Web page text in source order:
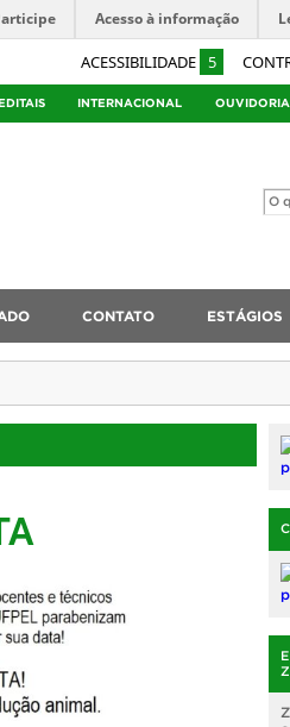
ACESSIBILIDADE 5
Acesso à informação
INTERNACIONAL OUVIDORIA
CONTATO ESTÁGIOS